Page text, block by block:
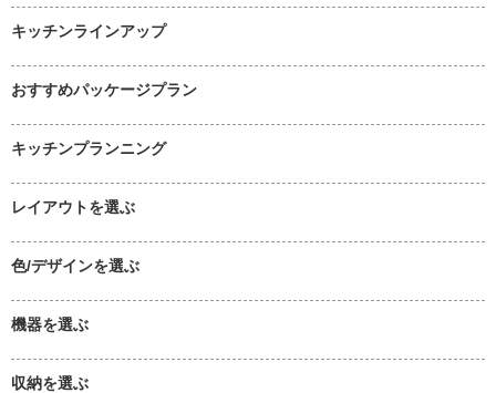
キッチンラインアップ
おすすめパッケージプラン
キッチンプランニング
レイアウトを選ぶ
色/デザインを選ぶ
機器を選ぶ
収納を選ぶ